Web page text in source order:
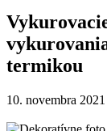
termikou
10. novembra 2021